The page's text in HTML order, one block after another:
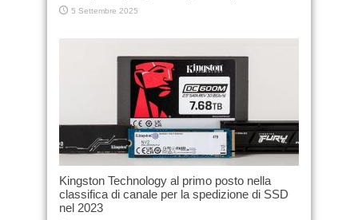
5 Settembre 2025
Kingston Technology al primo posto nella
classifica di canale per la spedizione di SSD
nel 2023